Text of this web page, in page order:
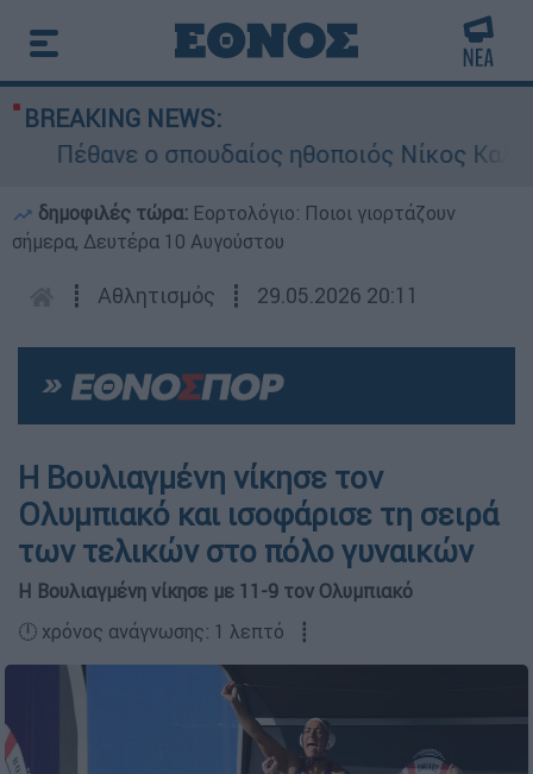
BREAKING NEWS:
Πέθανε ο σπουδαίος ηθοποιός Νίκος
δημοφιλές τώρα: Εορτολόγιο: Ποιοι γιορτάζουν
σήμερα, Δευτέρα 10 Αυγούστου
┋ Αθλητισμός ┋ 29.05.2026 20:11
Η Βουλιαγμένη νίκησε τον
Ολυμπιακό και ισοφάρισε τη σειρά
των τελικών στο πόλο γυναικών
Η Βουλιαγμένη νίκησε με 11-9 τον Ολυμπιακό
🕛 χρόνος ανάγνωσης: 1 λεπτό ┋